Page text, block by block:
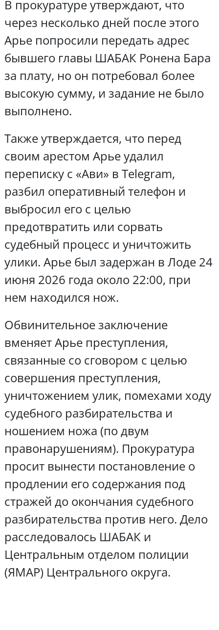
В прокуратуре утверждают, что
через несколько дней после этого
Арье попросили передать адрес
бывшего главы ШАБАК Ронена Бара
за плату, но он потребовал более
высокую сумму, и задание не было
выполнено.
Также утверждается, что перед
своим арестом Арье удалил
переписку с «Ави» в Telegram,
разбил оперативный телефон и
выбросил его с целью
предотвратить или сорвать
судебный процесс и уничтожить
улики. Арье был задержан в Лоде 24
июня 2026 года около 22:00, при
нем находился нож.
Обвинительное заключение
вменяет Арье преступления,
связанные со сговором с целью
совершения преступления,
уничтожением улик, помехами ходу
судебного разбирательства и
ношением ножа (по двум
правонарушениям). Прокуратура
просит вынести постановление о
продлении его содержания под
стражей до окончания судебного
разбирательства против него. Дело
расследовалось ШАБАК и
Центральным отделом полиции
(ЯМАР) Центрального округа.